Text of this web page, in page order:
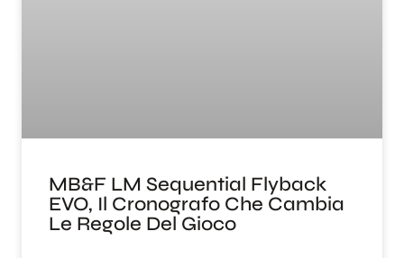
MB&F LM Sequential Flyback
EVO, Il Cronografo Che Cambia
Le Regole Del Gioco